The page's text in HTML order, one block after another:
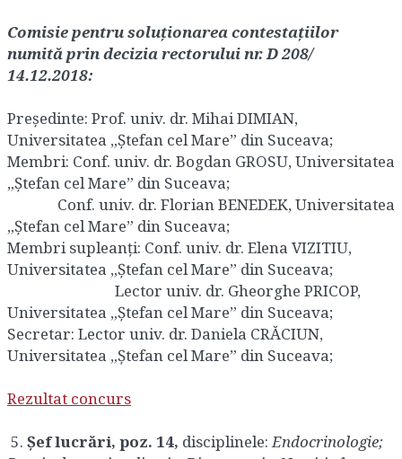
Comisie pentru soluționarea contestațiilor
numită prin decizia rectorului nr. D 208/
14.12.2018:
Președinte: Prof. univ. dr. Mihai DIMIAN,
Universitatea „Ștefan cel Mare” din Suceava;
Membri: Conf. univ. dr. Bogdan GROSU, Universitatea
„Ștefan cel Mare” din Suceava;
Conf. univ. dr. Florian BENEDEK, Universitatea
„Ștefan cel Mare” din Suceava;
Membri supleanţi: Conf. univ. dr. Elena VIZITIU,
Universitatea „Ștefan cel Mare” din Suceava;
Lector univ. dr. Gheorghe PRICOP,
Universitatea „Ștefan cel Mare” din Suceava;
Secretar: Lector univ. dr. Daniela CRĂCIUN,
Universitatea „Ștefan cel Mare” din Suceava;
Rezultat concurs
5. Șef lucrări, poz. 14, disciplinele: Endocrinologie;